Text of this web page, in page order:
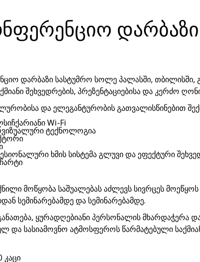
დარბაზი
დარბაზი სასტუმრო სოლე პალასში,
შეხვედრების, პრეზენტაციებისა და კერძო
და ელეგანტურობის გათვალისწინებით
Wi-Fi
ტექნოლოგია
ხმის სისტემა გლუვი და ეფექტური
მოწყობა საშუალებას აძლევს სივრცეს
სემინარებამდე და სემინარებამდე.
ყურადღებიანი პერსონალის მხარდაჭერა
და სასიამოვნო ატმოსფეროს წარმატებული
კაცი